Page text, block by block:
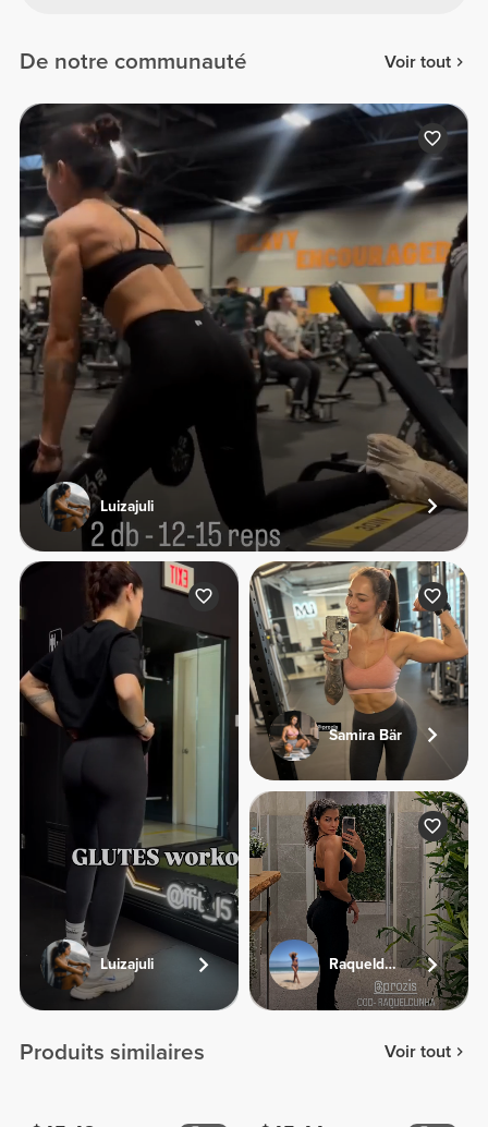
De notre communauté Voir tout
Luizajuli
Luizajuli
Samira Bär
Raqueldcunha
Produits similaires Voir tout